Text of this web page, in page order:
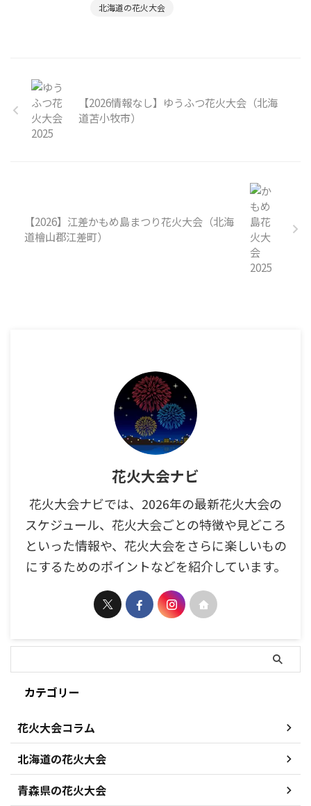
北海道の花火大会
【2026情報なし】ゆうふつ花火大会（北海
道苫小牧市）
【2026】江差かもめ島まつり花火大会（北海
道檜山郡江差町）
花火大会ナビ
花火大会ナビでは、2026年の最新花火大会の
スケジュール、花火大会ごとの特徴や見どころ
といった情報や、花火大会をさらに楽しいもの
にするためのポイントなどを紹介しています。
カテゴリー
花火大会コラム
北海道の花火大会
青森県の花火大会